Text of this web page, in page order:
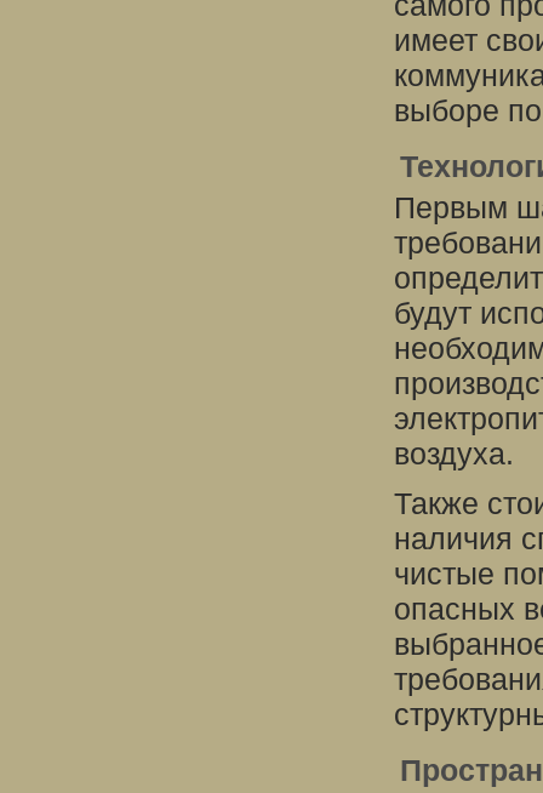
имеет
выборе
Первым
будут
воздуха.
Также
наличия
чистые
опасных